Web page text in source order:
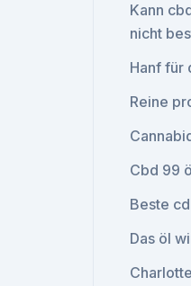
Kann
nicht
Hanf für
Reine
Cbd 99
Beste
Das öl